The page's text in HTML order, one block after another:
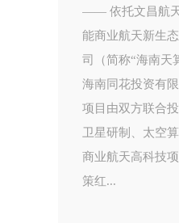
—— 依托文昌航
能商业航天新生
司（简称“海南天算”） 正式落地海口，
海南同花投资有
项目由双方联合
卫星研制、太空
商业航天高科技
策红...